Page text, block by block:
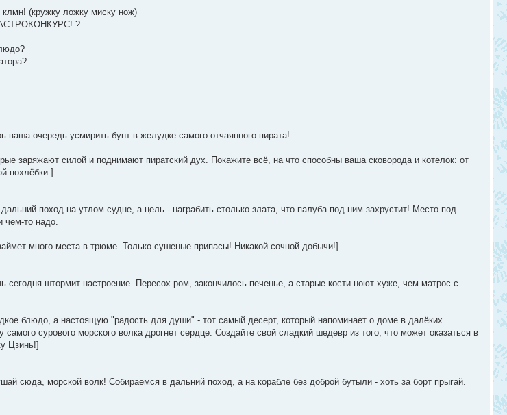
(кружку ложку миску нож)
?
ваша очередь усмирить бунт в желудке самого отчаянного пирата!
заряжают силой и поднимают пиратский дух. Покажите всё, на что способны ваша сковорода и котелок: от
похлёбки.]
поход на утлом судне, а цель - награбить столько злата, что палуба под ним захрустит! Место под
чем-то надо.
много места в трюме. Только сушеные припасы! Никакой сочной добычи!]
сегодня штормит настроение. Пересох ром, закончилось печенье, а старые кости ноют хуже, чем матрос с
блюдо, а настоящую "радость для души" - тот самый десерт, который напоминает о доме в далёких
самого сурового морского волка дрогнет сердце. Создайте свой сладкий шедевр из того, что может оказаться в
Цзинь!]
сюда, морской волк! Собираемся в дальний поход, а на корабле без доброй бутыли - хоть за борт прыгай.